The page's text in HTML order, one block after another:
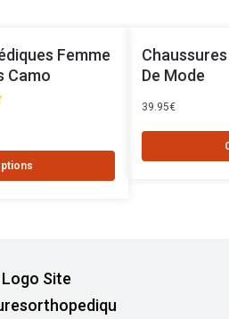
Femme
Camo
De Mode
39.95€